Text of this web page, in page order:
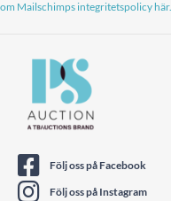
om Mailschimps integritetspolicy här.
Följ oss på Facebook
Följ oss på Instagram